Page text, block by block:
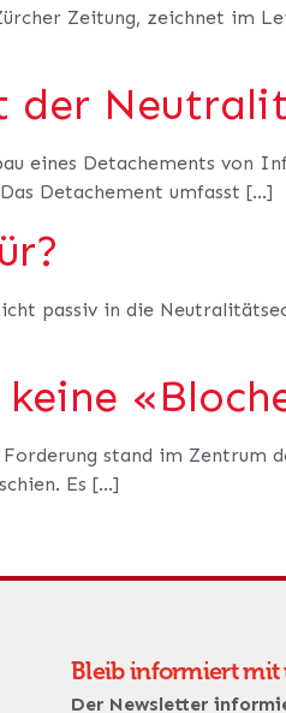
Zeitung, zeichnet im
der
eines Detachements von
Detachement umfasst […]
passiv in die
stand im Zentrum
Es […]
Bleib informiert mit
Der Newsletter